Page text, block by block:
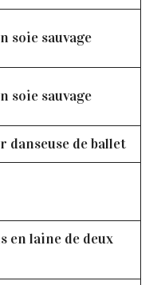
soie sauvage
soie sauvage
danseuse de ballet
en laine de deux